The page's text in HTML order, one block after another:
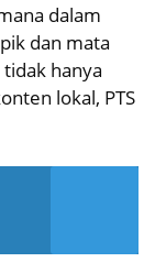
dalam
dan mata
hanya
lokal, PTS